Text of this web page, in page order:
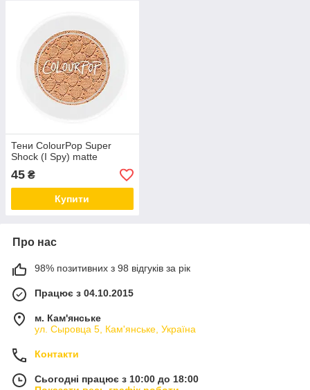
Тени ColourPop Super
Shock (I Spy) matte
45 ₴
Купити
Про нас
98% позитивних з 98 відгуків за рік
Працює з 04.10.2015
м. Кам'янське
ул. Сыровца 5, Кам'янське, Україна
Контакти
Сьогодні працює з 10:00 до 18:00